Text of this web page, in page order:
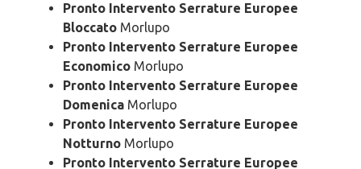
Pronto Intervento Serrature Europee
Bloccato Morlupo
Pronto Intervento Serrature Europee
Economico Morlupo
Pronto Intervento Serrature Europee
Domenica Morlupo
Pronto Intervento Serrature Europee
Notturno Morlupo
Pronto Intervento Serrature Europee